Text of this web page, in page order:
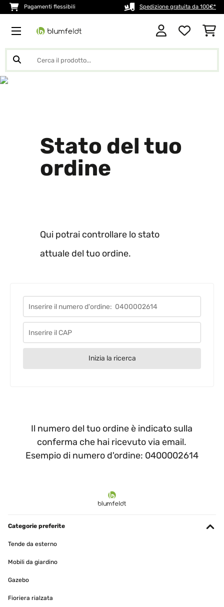
Pagamenti flessibili Spedizione gratuita da 100€*
Stato del tuo
ordine
Qui potrai controllare lo stato
attuale del tuo ordine.
Inizia la ricerca
Il numero del tuo ordine è indicato sulla
conferma che hai ricevuto via email.
Esempio di numero d'ordine: 0400002614
Categorie preferite
Tende da esterno
Mobili da giardino
Gazebo
Fioriera rialzata